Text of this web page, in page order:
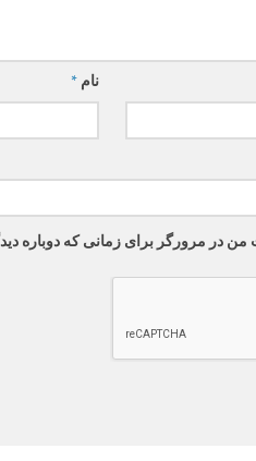
نام*
من در مرورگر برای زمانی که دوباره